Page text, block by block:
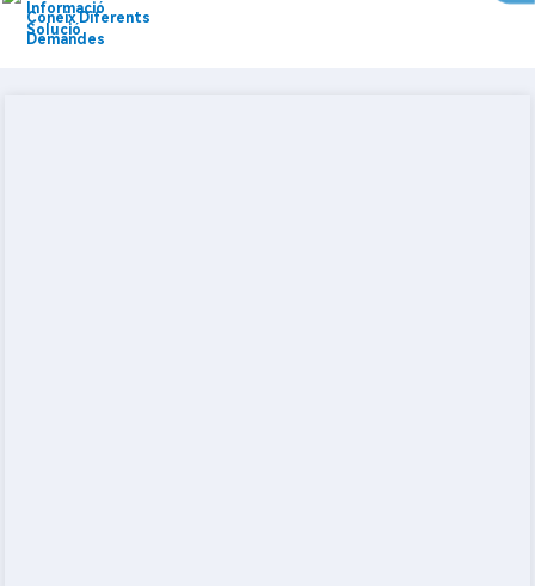
Informació
Solució
Coneix Diferents
Demandes